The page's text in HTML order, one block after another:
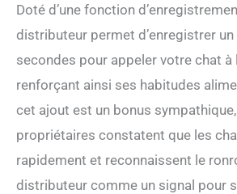
toujours pour
rapidement,
distributeur
pour chat. 【
une Bonne
C'est moi qui
maison pour
quand elle
vais courir
Doté d’une fonction
distributeur permet d’enregistrer
secondes pour appeler votre chat à
renforçant ainsi ses habitudes
cet ajout est un bonus
propriétaires constatent que les
rapidement et reconnaissent le
distributeur comme un signal pour